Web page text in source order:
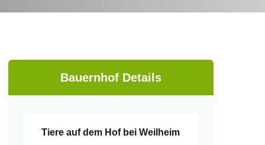
Bauernhof Details
Tiere auf dem Hof bei Weilheim